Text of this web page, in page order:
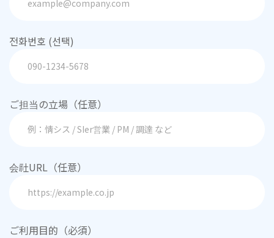
전화번호 (선택)
ご担当の立場（任意）
会社URL（任意）
ご利用目的（必須）